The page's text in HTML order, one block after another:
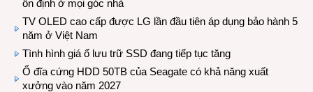
ổn định ở mọi góc nhà
TV OLED cao cấp được LG lần đầu tiên áp dụng bảo hành 5
năm ở Việt Nam
Tình hình giá ổ lưu trữ SSD đang tiếp tục tăng
Ổ đĩa cứng HDD 50TB của Seagate có khả năng xuất
xưởng vào năm 2027